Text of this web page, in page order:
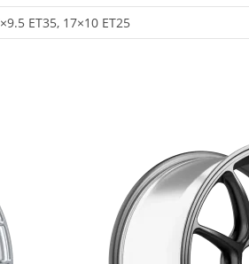
ET35, 17×10 ET25